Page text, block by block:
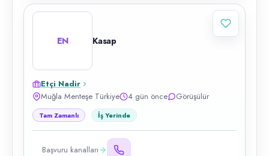
EN Kasap
Etçi Nadir
Muğla Menteşe Türkiye
4 gün önce Görüşülür
Tam Zamanlı İş Yerinde
Başvuru kanalları